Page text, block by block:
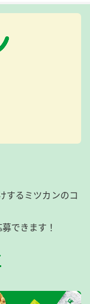
するミツカンのコ
できます！